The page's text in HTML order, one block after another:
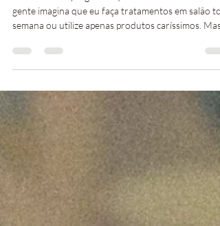
28 de jul.
A rotina capilar de uma
tricologista: os cuidados
realmente fazem diferença
nos cabelos
ssa é uma das perguntas que mais recebo. Muita
gente imagina que eu faça tratamentos em salão toda
semana ou utilize apenas produtos caríssimos. Mas
verdade é que a maior parte dos meus cuidados
acontece em casa.